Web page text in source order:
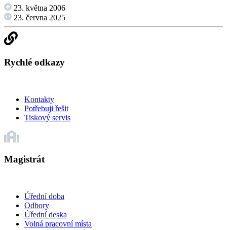
23. května 2006
23. června 2025
Rychlé odkazy
Kontakty
Potřebuji řešit
Tiskový servis
Magistrát
Úřední doba
Odbory
Úřední deska
Volná pracovní místa